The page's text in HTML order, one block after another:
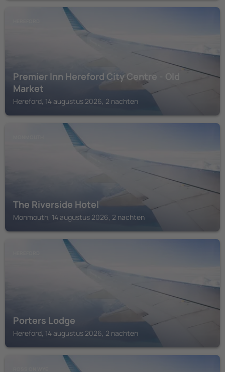
Premier Inn Hereford City Centre - Old
Market
Hereford, 14 augustus 2026, 2 nachten
The Riverside Hotel
Monmouth, 14 augustus 2026, 2 nachten
Porters Lodge
Hereford, 14 augustus 2026, 2 nachten